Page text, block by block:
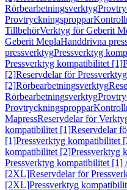
Rörbearbetningsverktyg
Provtryckningsproppar
TillbehörVerktyg för Geberit
Geberit MeplaHanddrivna
pressverktygPressverktyg
Pressverktyg kompatibilitet [1]
[2]Reservdelar för
[2]Rörbearbetningsverktyg
Rörbearbetningsverktyg
Provtryckningsproppar
MapressReservdelar för
kompatibilitet [1]Reservdelar
[1]Pressverktyg kompatibilitet
kompatibilitet [2]Pressverktyg
Pressverktyg kompatibilitet [1]
[2XL]Reservdelar för
[2XL]Pressverktyg